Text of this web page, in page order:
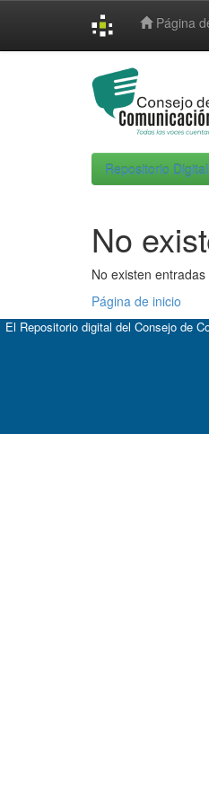
Página
Repositorio
No
No existen
Página de inicio
El Repositorio digital del Consejo de